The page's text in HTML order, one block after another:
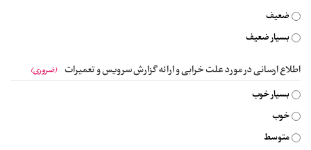
ضعیف
بسیار ضعیف
اطلاع ارسانی در مورد علت خرابی و ارائه گزارش سرویس و تعمیرات (ضروری)
بسیار خوب
خوب
متوسط